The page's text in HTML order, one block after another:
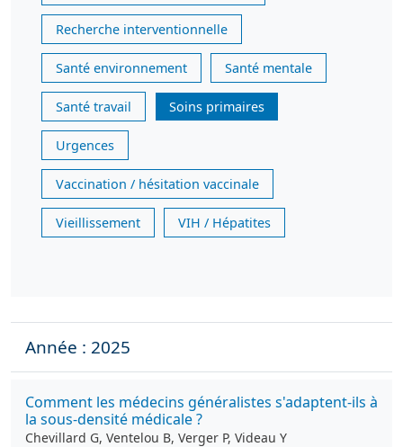
Recherche interventionnelle
Santé environnement Santé mentale
Santé travail Soins primaires
Urgences
Vaccination / hésitation vaccinale
Vieillissement VIH / Hépatites
Année : 2025
Comment les médecins généralistes s'adaptent-ils à
la sous-densité médicale ?
Chevillard G, Ventelou B, Verger P, Videau Y